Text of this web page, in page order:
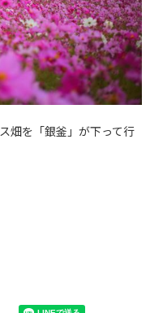
畑を「銀釜」が下って行